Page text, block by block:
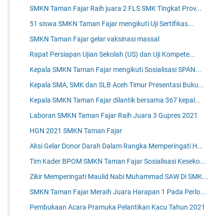
SMKN Taman Fajar Raih juara 2 FLS SMK Tingkat Prov...
51 siswa SMKN Taman Fajar mengikuti Uji Sertifikas...
SMKN Taman Fajar gelar vaksinasi massal
Rapat Persiapan Ujian Sekolah (US) dan Uji Kompete...
Kepala SMKN Taman Fajar mengikuti Sosialisasi SPAN...
Kepala SMA, SMK dan SLB Aceh Timur Presentasi Buku...
Kepala SMKN Taman Fajar dilantik bersama 367 kepal...
Laboran SMKN Taman Fajar Raih Juara 3 Gupres 2021
HGN 2021 SMKN Taman Fajar
Aksi Gelar Donor Darah Dalam Rangka Memperingati H...
Tim Kader BPOM SMKN Taman Fajar Sosialisasi Keseko...
Zikir Memperingati Maulid Nabi Muhammad SAW Di SMK...
SMKN Taman Fajar Meraih Juara Harapan 1 Pada Perlo...
Pembukaan Acara Pramuka Pelantikan Kacu Tahun 2021